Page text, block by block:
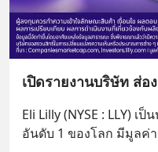
เปิดรายงานบริษัท ส่อ
Eli Lilly (NYSE : LLY)
อันดับ 1 ของโลก มีมูลค่